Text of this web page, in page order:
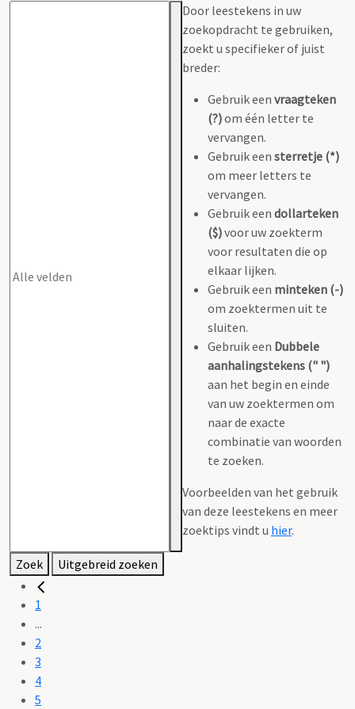
Door leestekens in uw
zoekopdracht te gebruiken,
zoekt u specifieker of juist
breder:
Gebruik een vraagteken
(?)om één letter te
vervangen.
Gebruik een sterretje (*)
om meer letters te
vervangen.
Gebruik een dollarteken
($)voor uw zoekterm
voor resultaten die op
elkaar lijken.
Gebruik een minteken (-)
om zoektermen uit te
sluiten.
Gebruik een Dubbele
aanhalingstekens (" ")
aan het begin en einde
van uw zoektermen om
naar de exacte
combinatie van woorden
te zoeken.
Voorbeelden van het gebruik
van deze leestekens en meer
zoektips vindt u hier.
Zoek Uitgebreid zoeken
1
...
2
3
4
5